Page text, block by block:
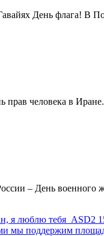
День флага! В
прав человека в
– День военного
я люблю тебя ASD2
мы поддержим